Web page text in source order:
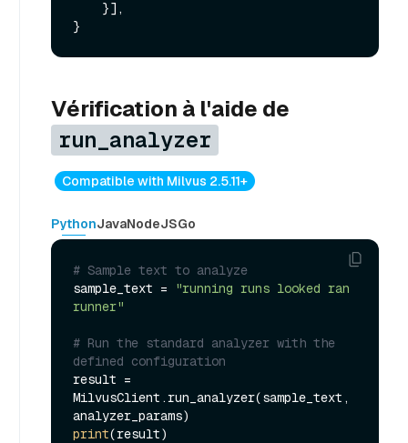
Vérification à l'aide de
run_analyzer
Compatible with Milvus 2.5.11+
PythonJavaNodeJSGo
# Sample text to analyze
sample_text =
"running runs looked ran
runner"
# Run the standard analyzer with the
defined configuration
result =
MilvusClient.run_analyzer(sample_text,
print